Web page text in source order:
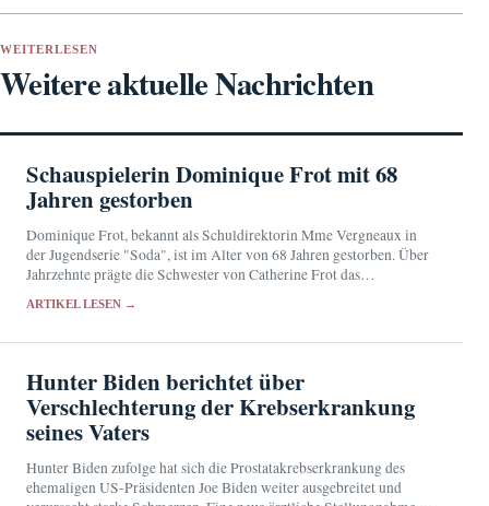
WEITERLESEN
Weitere aktuelle Nachrichten
Schauspielerin Dominique Frot mit 68
Jahren gestorben
Dominique Frot, bekannt als Schuldirektorin Mme Vergneaux in
der Jugendserie "Soda", ist im Alter von 68 Jahren gestorben. Über
Jahrzehnte prägte die Schwester von Catherine Frot das
ARTIKEL LESEN →
Hunter Biden berichtet über
Verschlechterung der Krebserkrankung
seines Vaters
Hunter Biden zufolge hat sich die Prostatakrebserkrankung des
ehemaligen US-Präsidenten Joe Biden weiter ausgebreitet und